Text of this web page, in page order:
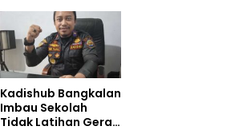
Kadishub Bangkalan
Imbau Sekolah
Tidak Latihan Gerak